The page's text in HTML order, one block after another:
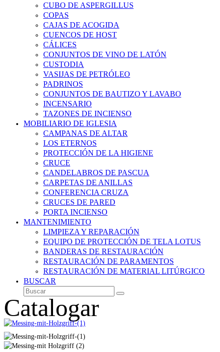
CUBO DE ASPERGILLUS
COPAS
CAJAS DE ACOGIDA
CUENCOS DE HOST
CÁLICES
CONJUNTOS DE VINO DE LATÓN
CUSTODIA
VASIJAS DE PETRÓLEO
PADRINOS
CONJUNTOS DE BAUTIZO Y LAVABO
INCENSARIO
TAZONES DE INCIENSO
MOBILIARIO DE IGLESIA
CAMPANAS DE ALTAR
LOS ETERNOS
PROTECCIÓN DE LA HIGIENE
CRUCE
CANDELABROS DE PASCUA
CARPETAS DE ANILLAS
CONFERENCIA CRUZA
CRUCES DE PARED
PORTA INCIENSO
MANTENIMIENTO
LIMPIEZA Y REPARACIÓN
EQUIPO DE PROTECCIÓN DE TELA LOTUS
BANDERAS DE RESTAURACIÓN
RESTAURACIÓN DE PARAMENTOS
RESTAURACIÓN DE MATERIAL LITÚRGICO
BUSCAR
Buscar
Enviar
Catalogar